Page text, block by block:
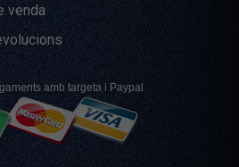
venda
amb targeta i Paypal